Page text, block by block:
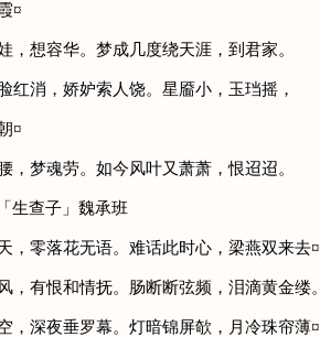
¤
想容华。梦成几度绕天涯，到君家。
消，娇妒索人饶。星靥小，玉珰摇，
¤
梦魂劳。如今风叶又萧萧，恨迢迢。
查子」魏承班
零落花无语。难话此时心，梁燕双来去¤
有恨和情抚。肠断断弦频，泪滴黄金缕。
深夜垂罗幕。灯暗锦屏欹，月冷珠帘薄¤